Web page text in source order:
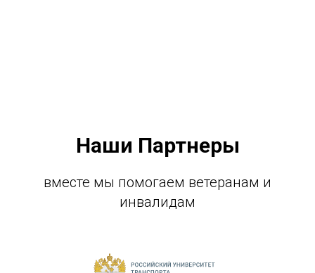
Наши Партнеры
вместе мы помогаем ветеранам и
инвалидам